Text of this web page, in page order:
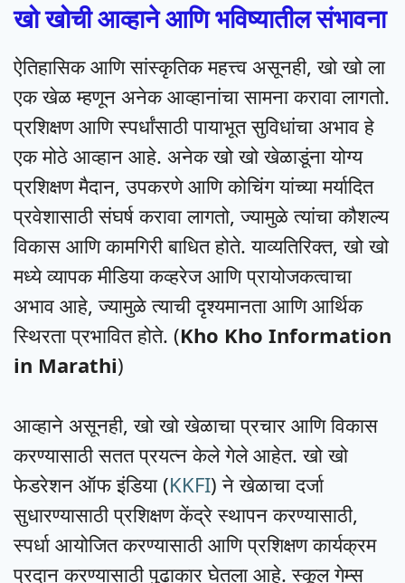
खो खोची आव्हाने आणि भविष्यातील संभावना
ऐतिहासिक आणि सांस्कृतिक महत्त्व असूनही, खो खो ला
एक खेळ म्हणून अनेक आव्हानांचा सामना करावा लागतो.
प्रशिक्षण आणि स्पर्धांसाठी पायाभूत सुविधांचा अभाव हे
एक मोठे आव्हान आहे. अनेक खो खो खेळाडूंना योग्य
प्रशिक्षण मैदान, उपकरणे आणि कोचिंग यांच्या मर्यादित
प्रवेशासाठी संघर्ष करावा लागतो, ज्यामुळे त्यांचा कौशल्य
विकास आणि कामगिरी बाधित होते. याव्यतिरिक्त, खो खो
मध्ये व्यापक मीडिया कव्हरेज आणि प्रायोजकत्वाचा
अभाव आहे, ज्यामुळे त्याची दृश्यमानता आणि आर्थिक
स्थिरता प्रभावित होते. (Kho Kho Information
in Marathi)
आव्हाने असूनही, खो खो खेळाचा प्रचार आणि विकास
करण्यासाठी सतत प्रयत्न केले गेले आहेत. खो खो
फेडरेशन ऑफ इंडिया (KKFI) ने खेळाचा दर्जा
सुधारण्यासाठी प्रशिक्षण केंद्रे स्थापन करण्यासाठी,
स्पर्धा आयोजित करण्यासाठी आणि प्रशिक्षण कार्यक्रम
प्रदान करण्यासाठी पुढाकार घेतला आहे. स्कूल गेम्स